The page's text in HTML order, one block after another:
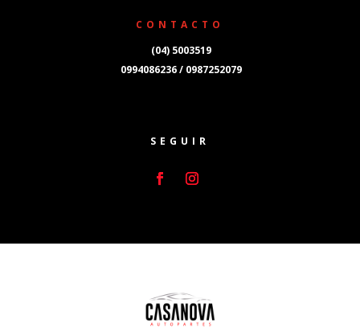
CONTACTO
(04) 5003519
0994086236 / 0987252079
SEGUIR